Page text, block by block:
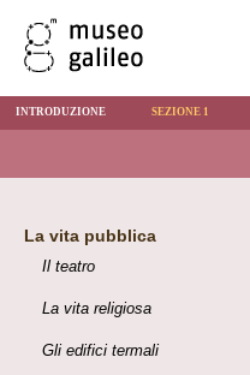
INTRODUZIONE SEZIONE 1
La vita pubblica
Il teatro
La vita religiosa
Gli edifici termali